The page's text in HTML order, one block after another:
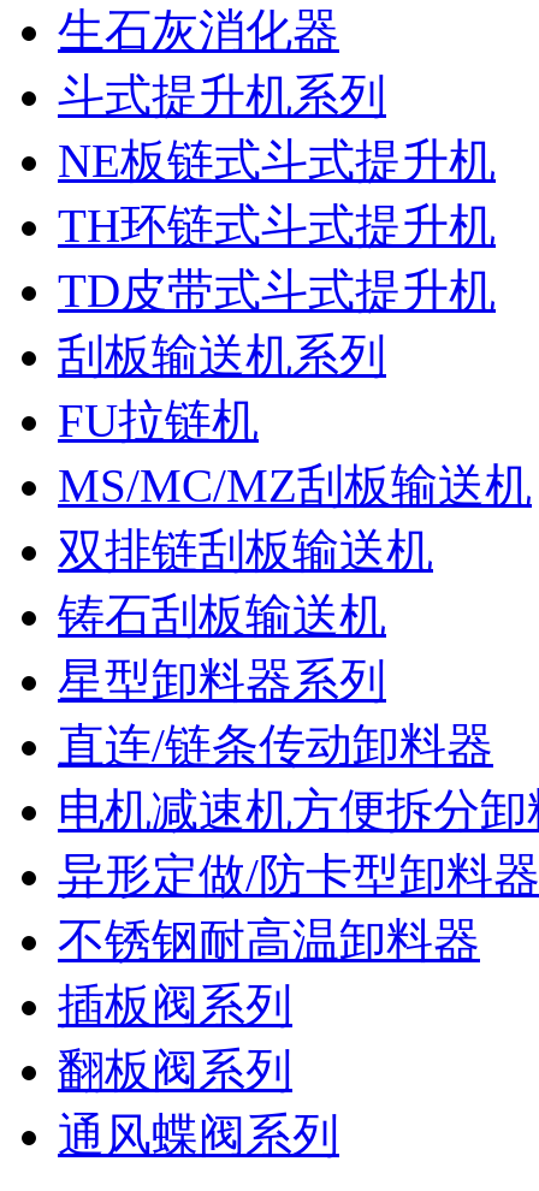
生石灰消化器
斗式提升机系列
NE板链式斗式提升机
TH环链式斗式提升机
TD皮带式斗式提升机
刮板输送机系列
FU拉链机
MS/MC/MZ刮板输送机
双排链刮板输送机
铸石刮板输送机
星型卸料器系列
直连/链条传动卸料器
电机减速机方便拆分卸
异形定做/防卡型卸料器
不锈钢耐高温卸料器
插板阀系列
翻板阀系列
通风蝶阀系列